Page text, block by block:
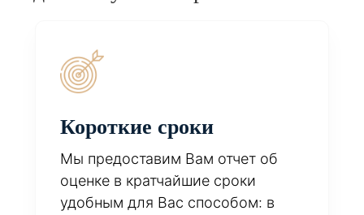
Короткие сроки
Мы предоставим Вам отчет об
оценке в кратчайшие сроки
удобным для Вас способом: в